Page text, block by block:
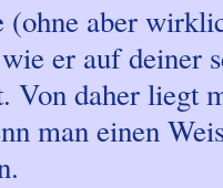
(ohne aber
er auf deiner
Von daher liegt
man einen